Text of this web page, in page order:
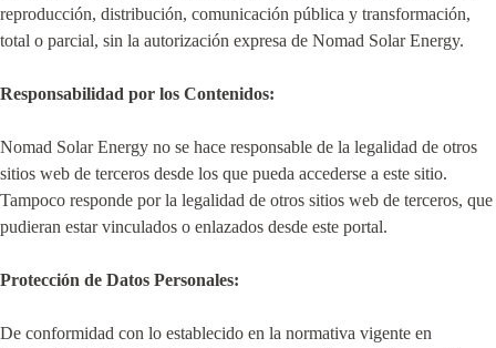
reproducción, distribución, comunicación pública y transformación,
total o parcial, sin la autorización expresa de Nomad Solar Energy.
Responsabilidad por los Contenidos:
Nomad Solar Energy no se hace responsable de la legalidad de otros
sitios web de terceros desde los que pueda accederse a este sitio.
Tampoco responde por la legalidad de otros sitios web de terceros, que
pudieran estar vinculados o enlazados desde este portal.
Protección de Datos Personales:
De conformidad con lo establecido en la normativa vigente en